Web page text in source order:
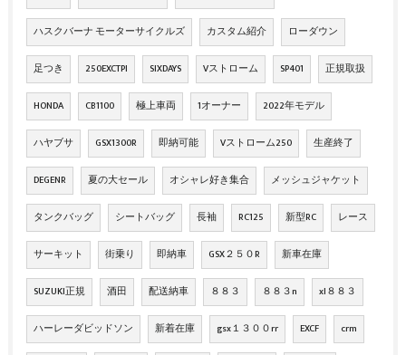
ハスクバーナ モーターサイクルズ カスタム紹介 ローダウン
足つき 250EXCTPI SIXDAYS Vストローム SP401 正規取扱
HONDA CB1100 極上車両 1オーナー 2022年モデル
ハヤブサ GSX1300R 即納可能 Vストローム250 生産終了
DEGENR 夏の大セール オシャレ好き集合 メッシュジャケット
タンクバッグ シートバッグ 長袖 RC125 新型RC レース
サーキット 街乗り 即納車 GSX２５０R 新車在庫
SUZUKI正規 酒田 配送納車 ８８３ ８８３n xl８８３
ハーレーダビッドソン 新着在庫 gsx１３００rr EXCF crm